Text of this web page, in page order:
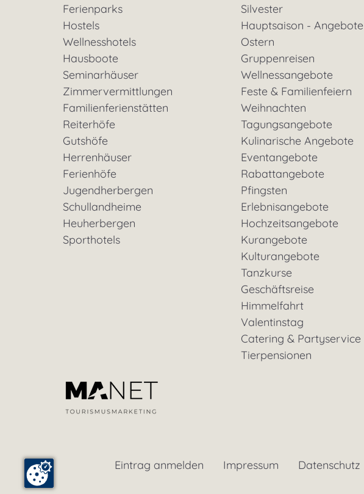
Ferienparks
Hostels
Wellnesshotels
Hausboote
Seminarhäuser
Zimmervermittlungen
Familienferienstätten
Reiterhöfe
Gutshöfe
Herrenhäuser
Ferienhöfe
Jugendherbergen
Schullandheime
Heuherbergen
Sporthotels
Silvester
Hauptsaison - Angebote
Ostern
Gruppenreisen
Wellnessangebote
Feste & Familienfeiern
Weihnachten
Tagungsangebote
Kulinarische Angebote
Eventangebote
Rabattangebote
Pfingsten
Erlebnisangebote
Hochzeitsangebote
Kurangebote
Kulturangebote
Tanzkurse
Geschäftsreise
Himmelfahrt
Valentinstag
Catering & Partyservice
Tierpensionen
Eintrag anmelden Impressum Datenschutz